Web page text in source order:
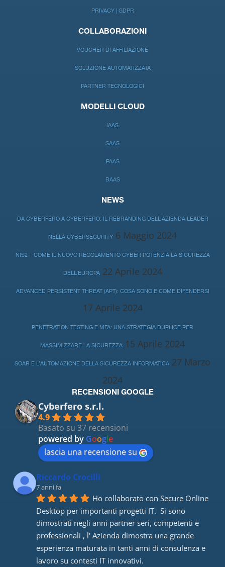
PRIVACY | GDPR
COLLABORAZIONI
VOUCHER DI AFFILIAZIONE
SOLUZIONE AUTOMATIZZATA
PARTNER TECNOLOGICI
MODELLI CLOUD
IAAS
SAAS
PAAS
BAAS
NEWS
DA CYBERFERO A CYBERFERO: IL REBRANDING DELL’AZIENDA LEADER
NELLA CYBERSECURITY 6 Maggio 2024
NIS2 – COME IL NUOVO REGOLAMENTO CYBER POTENZIA LA SICUREZZA
DELL’EUROPA 22 Aprile 2024
ADVANCED PERSISTENT THREAT (APT): COSA SONO E COME DIFENDERSI
17 Aprile 2024
PENETRATION TESTING E MFA: UNA STRATEGIA DUPLICE PER
MASSIMIZZARE LA SICUREZZA 15 Aprile 2024
SOAR E L’AUTOMAZIONE DELLA SICUREZZA INFORMATICA 27 Marzo
2024
RECENSIONI GOOGLE
Cyberfero s.r.l.
4.9
Basato su 37 recensioni
powered by Google
lascia una recensione su
Riccardo Crocilli
7 anni fa
Ho collaborato con Secure Online
Desktop per importanti progetti IT.  Si sono
dimostrati negli anni partner seri, competenti e
professionali , l' Azienda dimostra una grande
esperienza maturata in tanti anni di consulenza e
lavoro su contesti IT innovativi.